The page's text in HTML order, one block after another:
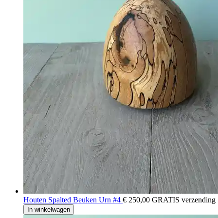
Houten Spalted Beuken Urn #4 € 250,00 GRATIS verzending
In winkelwagen